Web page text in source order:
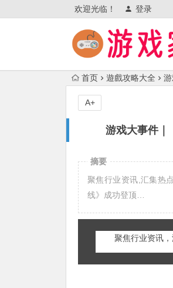
欢迎光临！ 登录
首页 遊戲攻略大全
游戏大事件｜
A+
摘要
聚焦行业资讯,汇集热
线》成功登顶…
聚焦行业资讯